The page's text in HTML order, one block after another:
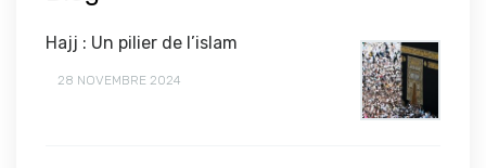
Hajj : Un pilier de l’islam
28 NOVEMBRE 2024